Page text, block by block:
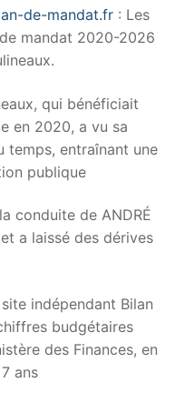
de-mandat.fr : Les
mandat 2020-2026
qui bénéficiait
en 2020, a vu sa
temps, entraînant une
publique
conduite de ANDRÉ
a laissé des dérives
indépendant Bilan
budgétaires
des Finances, en
ans